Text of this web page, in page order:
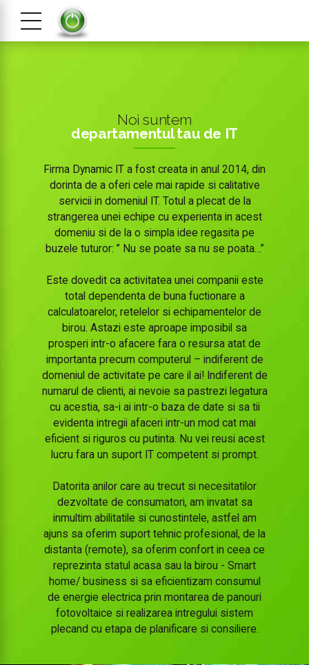
Noi suntem
departamentul tau de IT
Firma Dynamic IT a fost creata in anul 2014, din
dorinta de a oferi cele mai rapide si calitative
servicii in domeniul IT. Totul a plecat de la
strangerea unei echipe cu experienta in acest
domeniu si de la o simpla idee regasita pe
buzele tuturor: ” Nu se poate sa nu se poata…”
Este dovedit ca activitatea unei companii este
total dependenta de buna fuctionare a
calculatoarelor, retelelor si echipamentelor de
birou. Astazi este aproape imposibil sa
prosperi intr-o afacere fara o resursa atat de
importanta precum computerul – indiferent de
domeniul de activitate pe care il ai! Indiferent de
numarul de clienti, ai nevoie sa pastrezi legatura
cu acestia, sa-i ai intr-o baza de date si sa tii
evidenta intregii afaceri intr-un mod cat mai
eficient si riguros cu putinta. Nu vei reusi acest
lucru fara un suport IT competent si prompt.
Datorita anilor care au trecut si necesitatilor
dezvoltate de consumatori, am invatat sa
inmultim abilitatile si cunostintele, astfel am
ajuns sa oferim suport tehnic profesional, de la
distanta (remote), sa oferim confort in ceea ce
reprezinta statul acasa sau la birou - Smart
home/ business si sa eficientizam consumul
de energie electrica prin montarea de panouri
fotovoltaice si realizarea intregului sistem
plecand cu etapa de planificare si consiliere.